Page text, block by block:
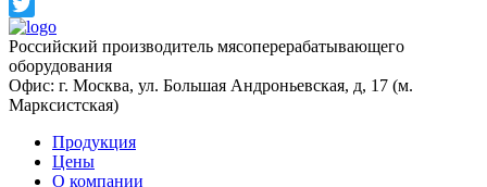
Twitter
Российский производитель мясоперерабатывающего
оборудования
Офис: г. Москва, ул. Большая Андроньевская, д, 17 (м.
Марксистская)
Продукция
Цены
О компании